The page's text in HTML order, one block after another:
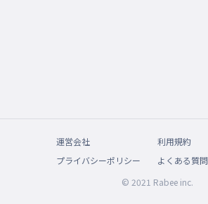
運営会社
利用規約
プライバシーポリシー
よくある質問
© 2021 Rabee inc.